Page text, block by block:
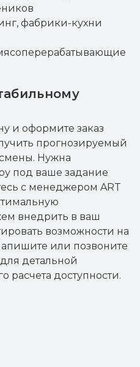
фабрики-кухни
и оформите заказ
прогнозируемый
смены. Нужна
под ваше задание
с менеджером ART
внедрить в ваш
возможности на
или позвоните
детальной
расчета доступности.